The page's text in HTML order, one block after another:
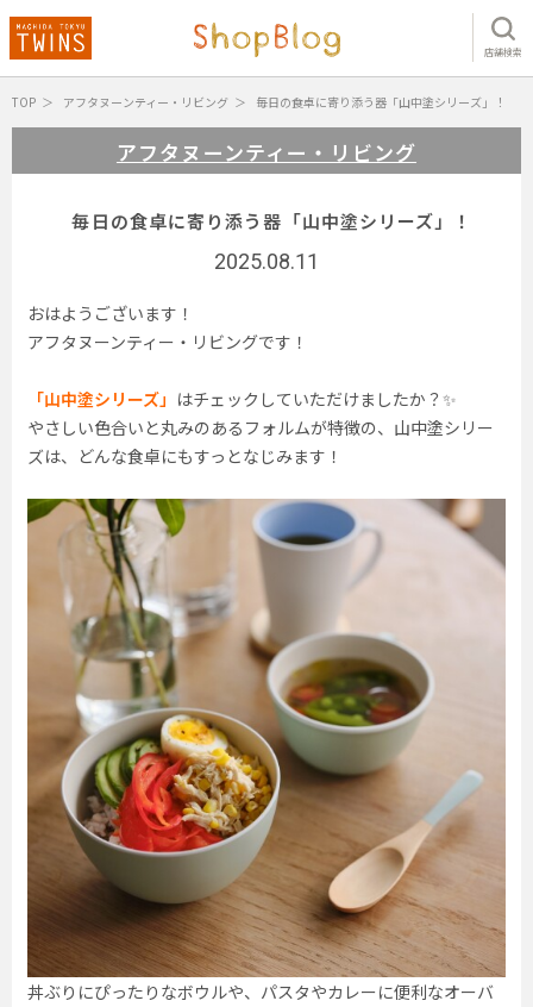
店舗検索
TOP アフタヌーンティー・リビング 毎日の食卓に寄り添う器「山中塗シリーズ」！
アフタヌーンティー・リビング
毎日の食卓に寄り添う器「山中塗シリーズ」！
2025.08.11
おはようございます！
アフタヌーンティー・リビングです！
「山中塗シリーズ」 はチェックしていただけましたか？✨
やさしい色合いと丸みのあるフォルムが特徴の、山中塗シリー
ズは、どんな食卓にもすっとなじみます！
丼ぶりにぴったりなボウルや、パスタやカレーに便利なオーバ